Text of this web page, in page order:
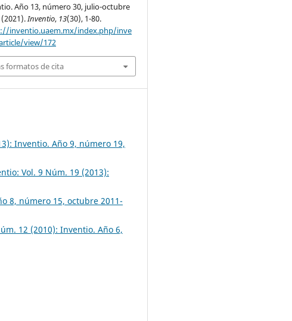
Año 13, número 30, julio-octubre
(2021).Inventio, 13(30), 1-80.
inventio.uaem.mx/index.php/inve
view/172
formatos de cita
Inventio. Año 9, número 19,
Vol. 9 Núm. 19 (2013):
8, número 15, octubre 2011-
12 (2010): Inventio. Año 6,